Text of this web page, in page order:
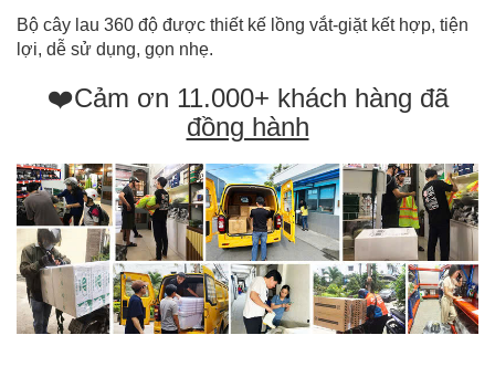
Bộ cây lau 360 độ được thiết kế lồng vắt-giặt kết hợp, tiện
lợi, dễ sử dụng, gọn nhẹ.
❤️Cảm ơn 11.000+ khách hàng đã
đồng hành